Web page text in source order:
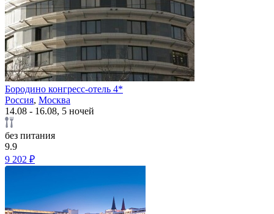
Бородино конгресс-отель 4*
Россия, Москва
14.08 - 16.08, 5 ночей
без питания
9.9
9 202 ₽